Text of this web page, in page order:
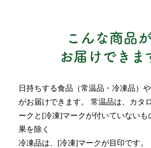
日持ちする食品（常温品・冷凍品）
がお届けできます。 常温品は、カタ
ークと[冷凍]マークが付いていない
果を除く
冷凍品は、[冷凍]マークが目印です。